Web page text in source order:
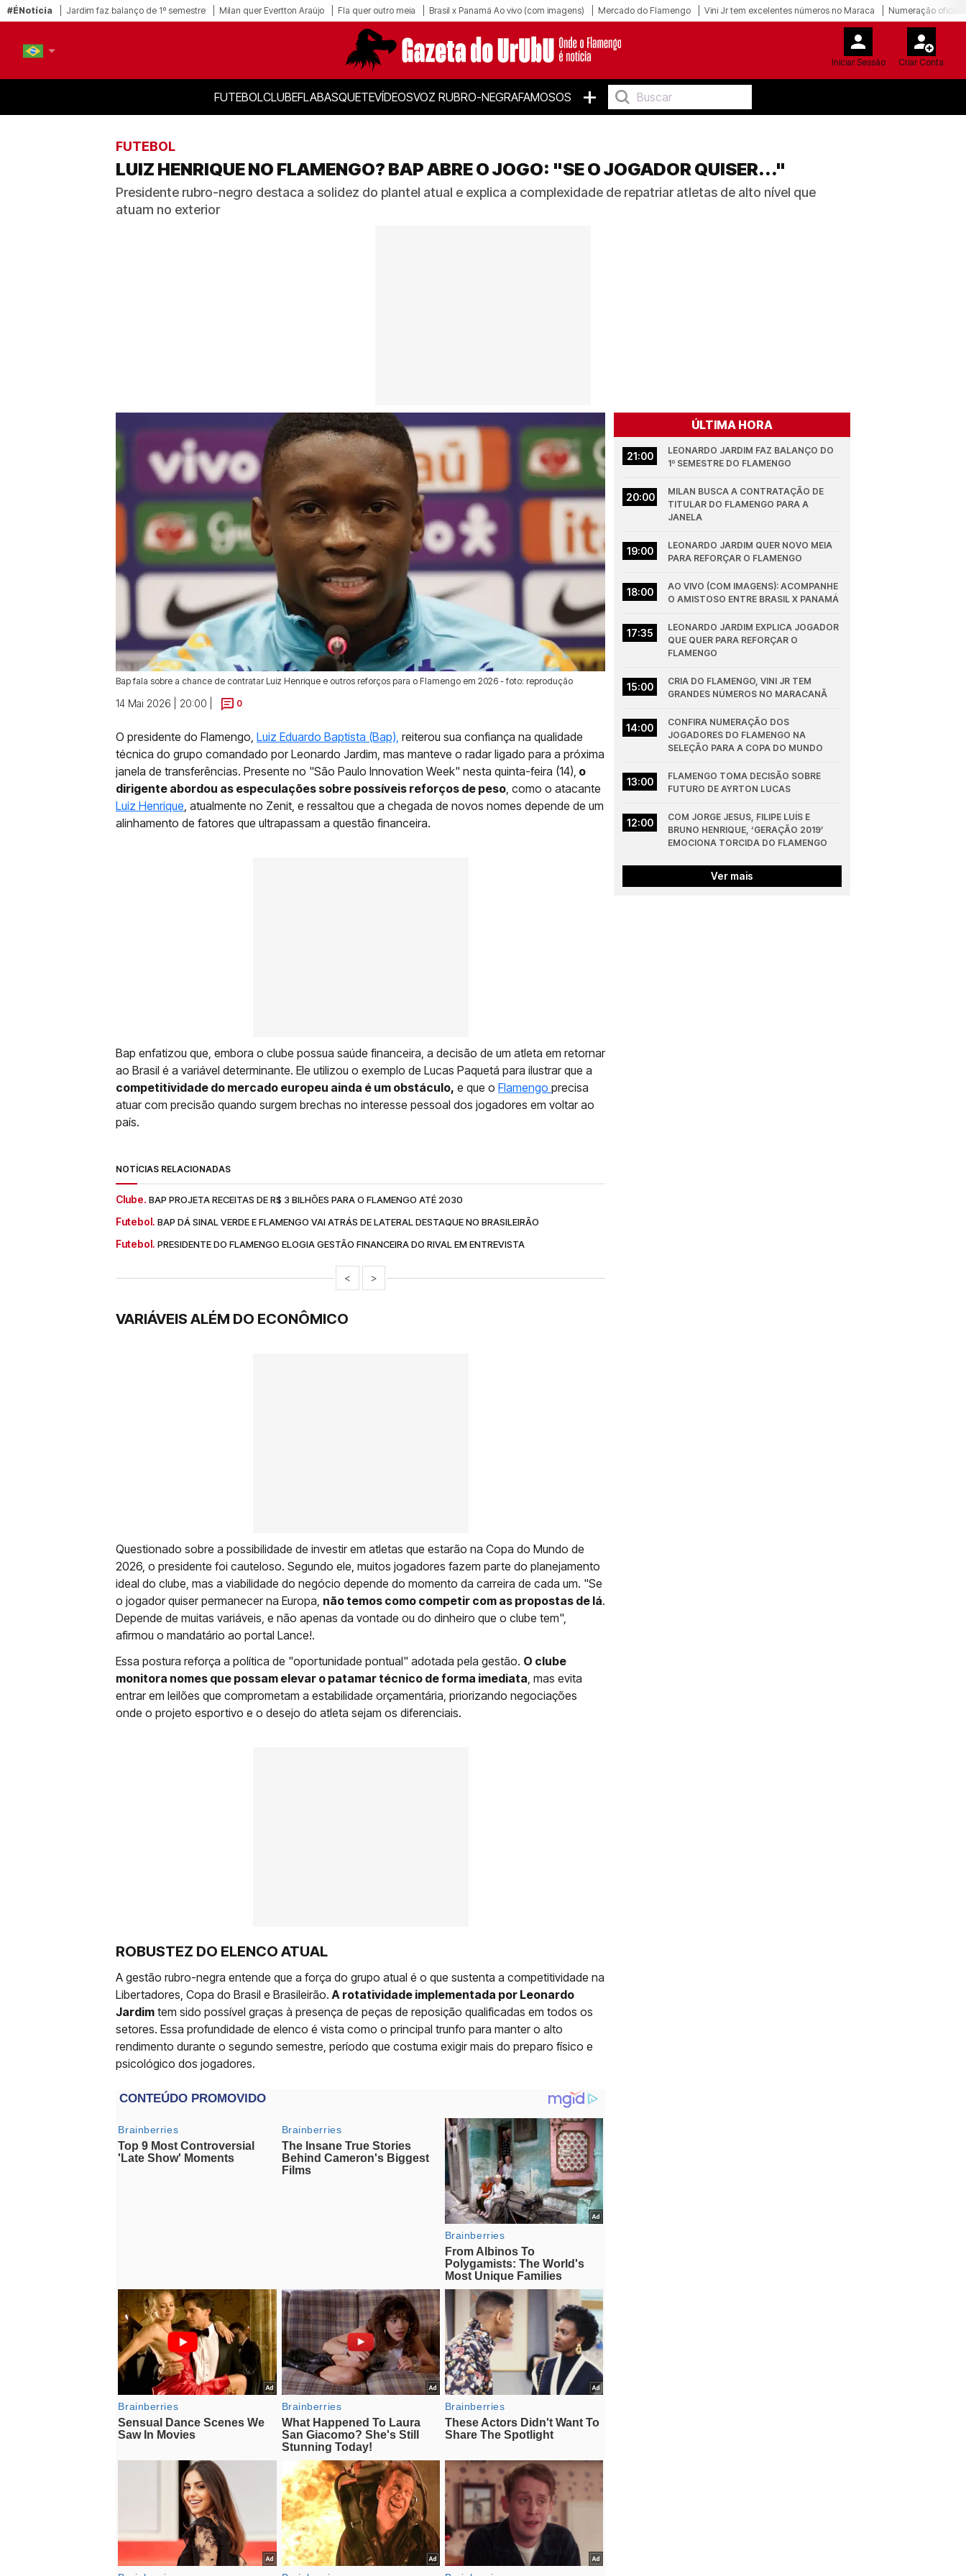
#ÉNotícia Jardim faz balanço de 1º semestre Milan quer Evertton Araújo Fla quer outro meia Brasil x Panamá Ao vivo (com imagens) Mercado do Flamengo Vini Jr tem excelentes números no Maraca Numeração oficial
Iniciar Sessão Criar Conta
FUTEBOLCLUBEFLABASQUETEVÍDEOSVOZ RUBRO-NEGRAFAMOSOS +
FUTEBOL
LUIZ HENRIQUE NO FLAMENGO? BAP ABRE O JOGO: "SE O JOGADOR QUISER..."
Presidente rubro-negro destaca a solidez do plantel atual e explica a complexidade de repatriar atletas de alto nível que
atuam no exterior
Bap fala sobre a chance de contratar Luiz Henrique e outros reforços para o Flamengo em 2026 - foto: reprodução
14 Mai 2026 | 20:00 | 0
O presidente do Flamengo, Luiz Eduardo Baptista (Bap), reiterou sua confiança na qualidade
técnica do grupo comandado por Leonardo Jardim, mas manteve o radar ligado para a próxima
janela de transferências. Presente no "São Paulo Innovation Week" nesta quinta-feira (14), o
dirigente abordou as especulações sobre possíveis reforços de peso, como o atacante
Luiz Henrique, atualmente no Zenit, e ressaltou que a chegada de novos nomes depende de um
alinhamento de fatores que ultrapassam a questão financeira.
Bap enfatizou que, embora o clube possua saúde financeira, a decisão de um atleta em retornar
ao Brasil é a variável determinante. Ele utilizou o exemplo de Lucas Paquetá para ilustrar que a
competitividade do mercado europeu ainda é um obstáculo, e que o Flamengo precisa
atuar com precisão quando surgem brechas no interesse pessoal dos jogadores em voltar ao
país.
NOTÍCIAS RELACIONADAS
Clube. BAP PROJETA RECEITAS DE R$ 3 BILHÕES PARA O FLAMENGO ATÉ 2030
Futebol. BAP DÁ SINAL VERDE E FLAMENGO VAI ATRÁS DE LATERAL DESTAQUE NO BRASILEIRÃO
Futebol. PRESIDENTE DO FLAMENGO ELOGIA GESTÃO FINANCEIRA DO RIVAL EM ENTREVISTA
< >
VARIÁVEIS ALÉM DO ECONÔMICO
Questionado sobre a possibilidade de investir em atletas que estarão na Copa do Mundo de
2026, o presidente foi cauteloso. Segundo ele, muitos jogadores fazem parte do planejamento
ideal do clube, mas a viabilidade do negócio depende do momento da carreira de cada um. "Se
o jogador quiser permanecer na Europa, não temos como competir com as propostas de lá.
Depende de muitas variáveis, e não apenas da vontade ou do dinheiro que o clube tem",
afirmou o mandatário ao portal Lance!.
Essa postura reforça a política de "oportunidade pontual" adotada pela gestão. O clube
monitora nomes que possam elevar o patamar técnico de forma imediata, mas evita
entrar em leilões que comprometam a estabilidade orçamentária, priorizando negociações
onde o projeto esportivo e o desejo do atleta sejam os diferenciais.
ROBUSTEZ DO ELENCO ATUAL
A gestão rubro-negra entende que a força do grupo atual é o que sustenta a competitividade na
Libertadores, Copa do Brasil e Brasileirão. A rotatividade implementada por Leonardo
Jardim tem sido possível graças à presença de peças de reposição qualificadas em todos os
setores. Essa profundidade de elenco é vista como o principal trunfo para manter o alto
rendimento durante o segundo semestre, período que costuma exigir mais do preparo físico e
psicológico dos jogadores.
ÚLTIMA HORA
21:00
LEONARDO JARDIM FAZ BALANÇO DO
1º SEMESTRE DO FLAMENGO
20:00
MILAN BUSCA A CONTRATAÇÃO DE
TITULAR DO FLAMENGO PARA A
JANELA
19:00
LEONARDO JARDIM QUER NOVO MEIA
PARA REFORÇAR O FLAMENGO
18:00
AO VIVO (COM IMAGENS): ACOMPANHE
O AMISTOSO ENTRE BRASIL X PANAMÁ
17:35
LEONARDO JARDIM EXPLICA JOGADOR
QUE QUER PARA REFORÇAR O
FLAMENGO
15:00
CRIA DO FLAMENGO, VINI JR TEM
GRANDES NÚMEROS NO MARACANÃ
14:00
CONFIRA NUMERAÇÃO DOS
JOGADORES DO FLAMENGO NA
SELEÇÃO PARA A COPA DO MUNDO
13:00
FLAMENGO TOMA DECISÃO SOBRE
FUTURO DE AYRTON LUCAS
12:00
COM JORGE JESUS, FILIPE LUÍS E
BRUNO HENRIQUE, ‘GERAÇÃO 2019’
EMOCIONA TORCIDA DO FLAMENGO
Ver mais